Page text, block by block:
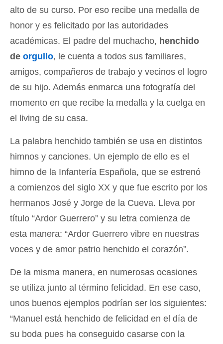
alto de su curso. Por eso recibe una medalla de
honor y es felicitado por las autoridades
académicas. El padre del muchacho, henchido
de orgullo, le cuenta a todos sus familiares,
amigos, compañeros de trabajo y vecinos el logro
de su hijo. Además enmarca una fotografía del
momento en que recibe la medalla y la cuelga en
el living de su casa.
La palabra henchido también se usa en distintos
himnos y canciones. Un ejemplo de ello es el
himno de la Infantería Española, que se estrenó
a comienzos del siglo XX y que fue escrito por los
hermanos José y Jorge de la Cueva. Lleva por
título “Ardor Guerrero” y su letra comienza de
esta manera: “Ardor Guerrero vibre en nuestras
voces y de amor patrio henchido el corazón”.
De la misma manera, en numerosas ocasiones
se utiliza junto al término felicidad. En ese caso,
unos buenos ejemplos podrían ser los siguientes:
“Manuel está henchido de felicidad en el día de
su boda pues ha conseguido casarse con la